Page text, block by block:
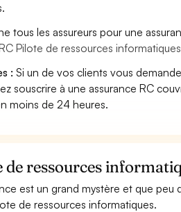
tous les assureurs pour une
Pilote de ressources informatiques
: Si un de vos clients vous
souscrire à une assurance RC
moins de 24 heures.
ressources
est un grand mystère et que peu
de ressources informatiques.